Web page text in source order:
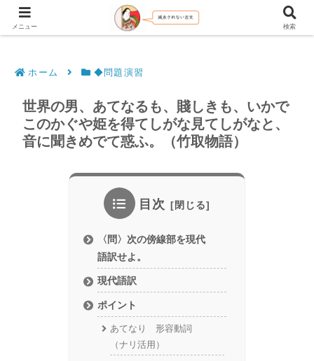
文法解説・逐語訳（現代語訳・口語訳）
ホーム ◆問題演習
世界の男、あてなるも、賤しきも、いかで
このかぐや姫を得てしがな見てしがなと、
音に聞きめでて惑ふ。（竹取物語）
目次
〈問〉次の傍線部を現代
語訳せよ。
現代語訳
ポイント
あてなり 形容動詞
（ナリ活用）
メニュー 検索